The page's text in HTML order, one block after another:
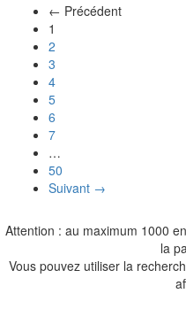
← Précédent
1
2
3
4
5
6
7
…
50
Suivant →
Attention : au maximum 1000
la
Vous pouvez utiliser la